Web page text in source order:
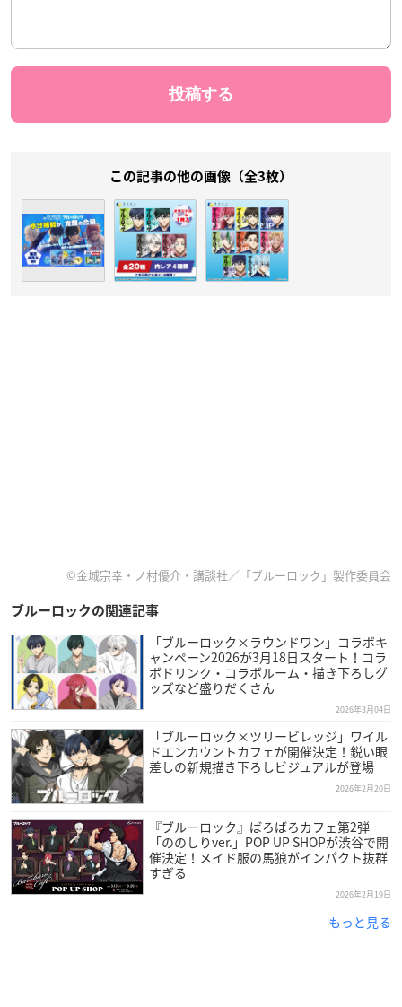
この記事の他の画像（全3枚）
©金城宗幸・ノ村優介・講談社／「ブルーロック」製作委員会
ブルーロックの関連記事
「ブルーロック×ラウンドワン」コラボキ
ャンペーン2026が3月18日スタート！コラ
ボドリンク・コラボルーム・描き下ろしグ
ッズなど盛りだくさん
2026年3月04日
「ブルーロック×ツリービレッジ」ワイル
ドエンカウントカフェが開催決定！鋭い眼
差しの新規描き下ろしビジュアルが登場
2026年2月20日
『ブルーロック』ばろばろカフェ第2弾
「ののしりver.」POP UP SHOPが渋谷で開
催決定！メイド服の馬狼がインパクト抜群
すぎる
2026年2月19日
もっと見る